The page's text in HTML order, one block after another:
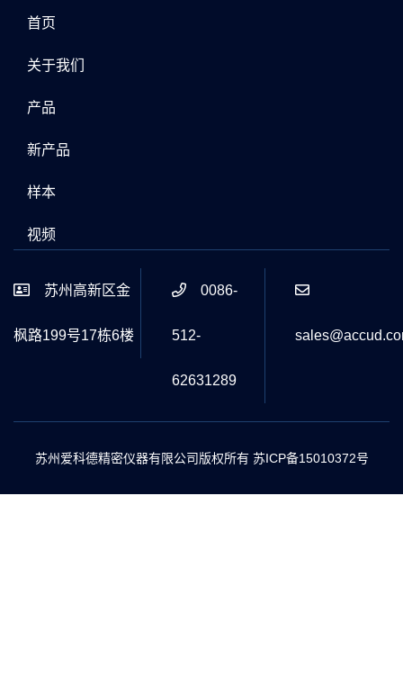
首页
关于我们
产品
新产品
样本
视频
苏州高新区金
枫路199号17栋6楼
0086-
512-
62631289
苏州爱科德精密仪器有限公司版权所有 苏ICP备15010372号